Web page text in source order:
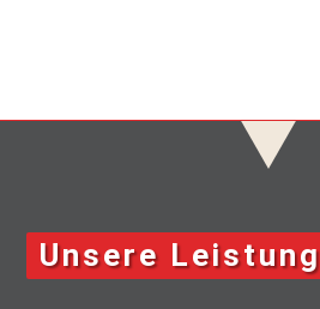
Unsere Leistung